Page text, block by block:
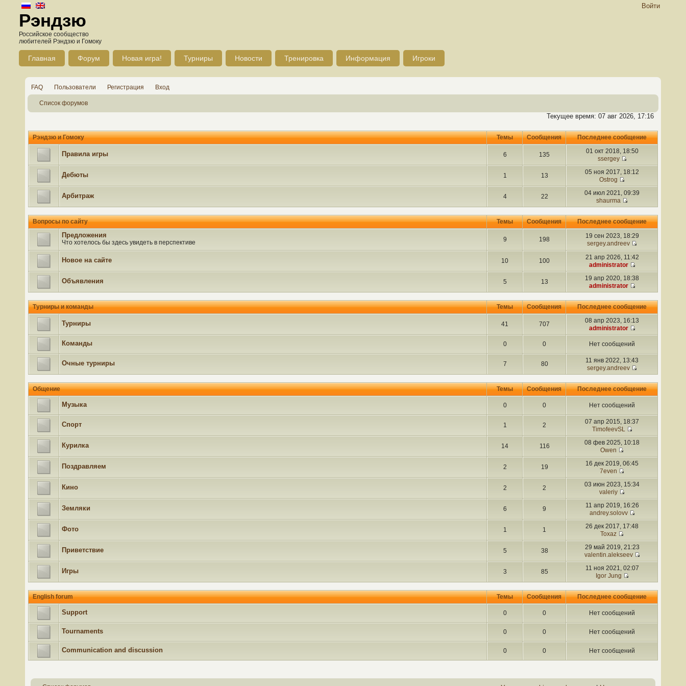
Войти
Рэндзю
Российское сообщество
любителей Рэндзю и Гомоку
Главная Форум Новая игра! Турниры Новости Тренировка Информация Игроки
FAQ Пользователи Регистрация Вход
Список форумов
Текущее время: 07 авг 2026, 17:16
Рэндзю и Гомоку Темы Сообщения Последнее сообщение
Правила игры 6 135
01 окт 2018, 18:50
ssergey
Дебюты 1 13
05 ноя 2017, 18:12
Ostrog
Арбитраж 4 22
04 июл 2021, 09:39
shaurma
Вопросы по сайту Темы Сообщения Последнее сообщение
Предложения
Что хотелось бы здесь увидеть в перспективе 9 198
19 сен 2023, 18:29
sergey.andreev
Новое на сайте 10 100
21 апр 2026, 11:42
administrator
Объявления 5 13
19 апр 2020, 18:38
administrator
Турниры и команды Темы Сообщения Последнее сообщение
Турниры 41 707
08 апр 2023, 16:13
administrator
Команды 0 0 Нет сообщений
Очные турниры 7 80
11 янв 2022, 13:43
sergey.andreev
Общение Темы Сообщения Последнее сообщение
Музыка 0 0 Нет сообщений
Спорт 1 2
07 апр 2015, 18:37
TimofeevSL
Курилка 14 116
08 фев 2025, 10:18
Owen
Поздравляем 2 19
16 дек 2019, 06:45
7even
Кино 2 2
03 июн 2023, 15:34
valeriy
Земляки 6 9
11 апр 2019, 16:26
andrey.solovv
Фото 1 1
26 дек 2017, 17:48
Toxaz
Приветствие 5 38
29 май 2019, 21:23
valentin.alekseev
Игры 3 85
11 ноя 2021, 02:07
Igor Jung
English forum Темы Сообщения Последнее сообщение
Support 0 0 Нет сообщений
Tournaments 0 0 Нет сообщений
Communication and discussion 0 0 Нет сообщений